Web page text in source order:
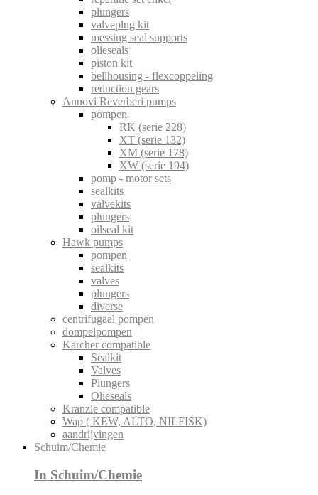
plungers
valveplug kit
messing seal supports
olieseals
piston kit
bellhousing - flexcoppeling
reduction gears
Annovi Reverberi pumps
pompen
RK (serie 228)
XT (serie 132)
XM (serie 178)
XW (serie 194)
pomp - motor sets
sealkits
valvekits
plungers
oilseal kit
Hawk pumps
pompen
sealkits
valves
plungers
diverse
centrifugaal pompen
dompelpompen
Karcher compatible
Sealkit
Valves
Plungers
Olieseals
Kranzle compatible
Wap ( KEW, ALTO, NILFISK)
aandrijvingen
Schuim/Chemie
In Schuim/Chemie